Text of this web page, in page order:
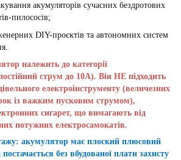
акумуляторів сучасних бездротових
пилососів;
DIY-проєктів та автономних систем
належить до категорії
струм до 10А). Він НЕ підходить
електроінструменту (величезних
із важким пусковим струмом),
сигарет, що вимагають від
потужних електросамокатів.
акумулятор має плоский плюсовий
без вбудованої плати захисту